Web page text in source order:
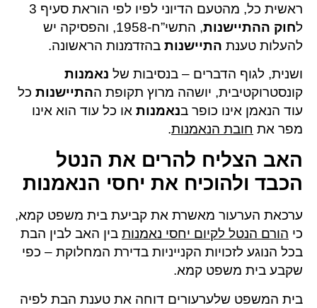
ראשית כל, מהטעם הדיוני לפיו לפי הוראת סעיף 3
לחוק ההתיישנות
, התשי”ח-1958, והפסיקה יש
להעלות טענת התיישנות בהזדמנות הראשונה.
ושנית, לגוף הדברים – בנסיבות של נאמנות
קונסטרוקטיבית, יושהה מרוץ תקופת ההתיישנות כל
עוד הנאמן אינו כופר בנאמנות או כל עוד הוא אינו
מפר את חובת הנאמנות.
האב הצליח להרים את הנטל
הכבד ולהוכיח את יחסי הנאמנות
ערכאת הערעור מאשרת את קביעת בית משפט קמא,
כי הורם הנטל לקיום יחסי נאמנות בין האב לבין הבת
בכל הנוגע לזכויות הקנייניות בדירת המחלוקת – כפי
שקבע בית משפט קמא.
בית המשפט שלערעורים דוחה את טענת הבת לפיה